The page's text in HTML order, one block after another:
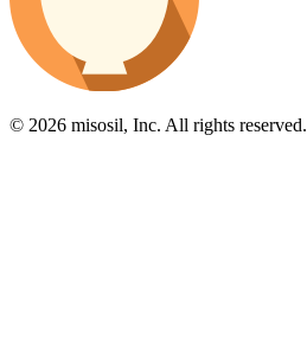
© 2026 misosil, Inc. All rights reserved.